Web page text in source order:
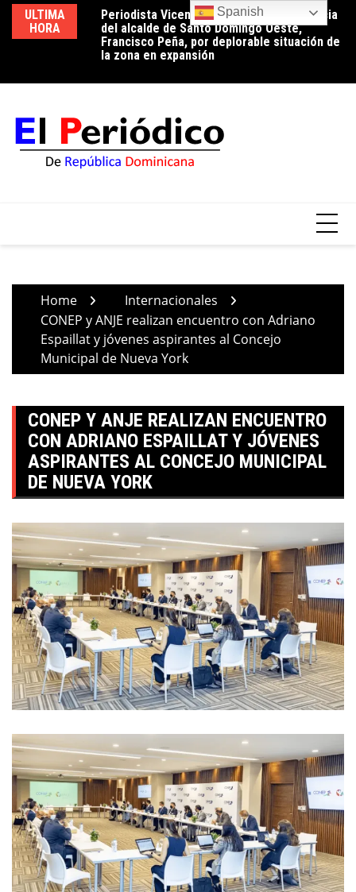
Skip
content
ULTIMA
HORA
Periodista Vicente Méndez pide la renuncia
del alcalde de Santo Domingo Oeste,
Francisco Peña, por deplorable situación de
la zona en expansión
Luz 24 horas o reducción de pérdidas: la
conversación que el país aún tiene
pendiente
Home
Internacionales
CONEP y ANJE realizan encuentro con Adriano
Espaillat y jóvenes aspirantes al Concejo
Municipal de Nueva York
CONEP Y ANJE REALIZAN ENCUENTRO
CON ADRIANO ESPAILLAT Y JÓVENES
ASPIRANTES AL CONCEJO MUNICIPAL
DE NUEVA YORK
Spanish